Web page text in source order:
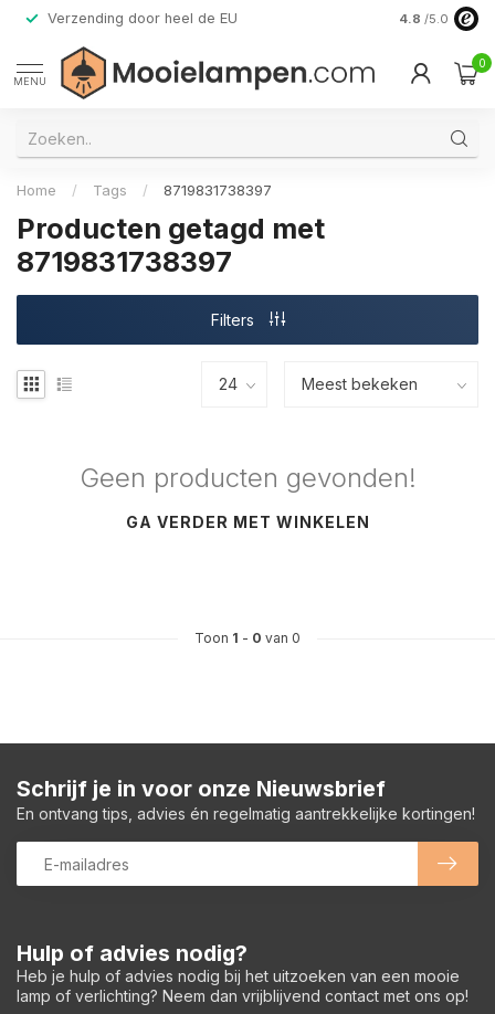
Verzending door heel de EU Alleen
4.8 /5.0
MENU
0
Home / Tags / 8719831738397
Producten getagd met
8719831738397
Filters
Geen producten gevonden!
GA VERDER MET WINKELEN
Toon 1 - 0 van 0
Hulp of advies nodig?
Heb je hulp of advies nodig bij het uitzoeken van een mooie
lamp of verlichting? Neem dan vrijblijvend contact met ons op!
Schrijf je in voor onze Nieuwsbrief
En ontvang tips, advies én regelmatig aantrekkelijke kortingen!